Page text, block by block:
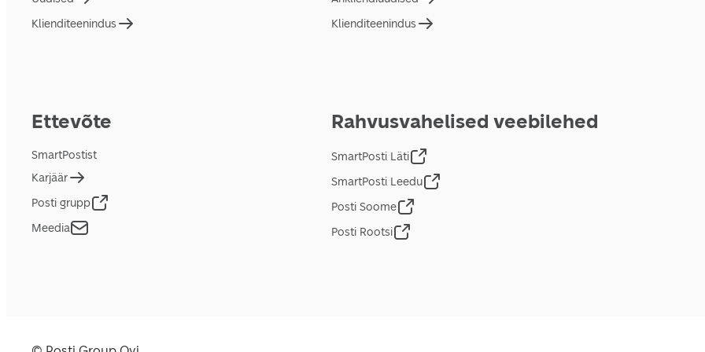
Klienditeenindus
Klienditeenindus
Ettevõte
SmartPostist
Karjäär
Posti grupp
Meedia
Rahvusvahelised veebilehed
SmartPosti Läti
SmartPosti Leedu
Posti Soome
Posti Rootsi